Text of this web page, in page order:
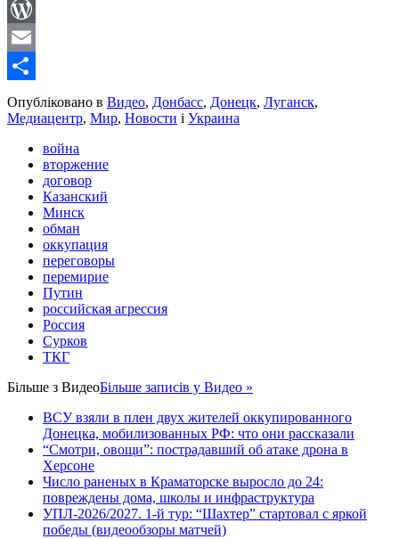
LinkedIn
WordPress
Email
Share
Опубліковано в Видео, Донбасс, Донецк, Луганск,
Медиацентр, Мир, Новости і Украина
война
вторжение
договор
Казанский
Минск
обман
оккупация
переговоры
перемирие
Путин
российская агрессия
Россия
Сурков
ТКГ
Більше з ВидеоБільше записів у Видео »
ВСУ взяли в плен двух жителей оккупированного
Донецка, мобилизованных РФ: что они рассказали
“Смотри, овощи”: пострадавший об атаке дрона в
Херсоне
Число раненых в Краматорске выросло до 24:
повреждены дома, школы и инфраструктура
УПЛ-2026/2027. 1-й тур: “Шахтер” стартовал с яркой
победы (видеообзоры матчей)